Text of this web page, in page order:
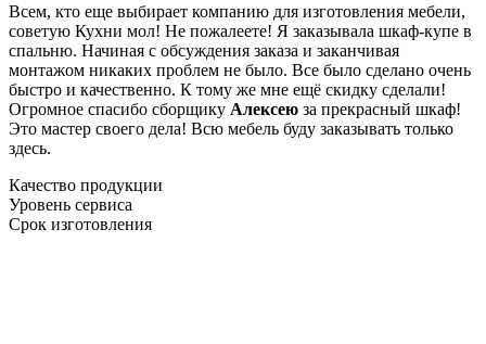
Всем, кто еще выбирает компанию для изготовления мебели,
советую Кухни мол! Не пожалеете! Я заказывала шкаф-купе в
спальню. Начиная с обсуждения заказа и заканчивая
монтажом никаких проблем не было. Все было сделано очень
быстро и качественно. К тому же мне ещё скидку сделали!
Огромное спасибо сборщику Алексею за прекрасный шкаф!
Это мастер своего дела! Всю мебель буду заказывать только
здесь.
Качество продукции
Уровень сервиса
Срок изготовления